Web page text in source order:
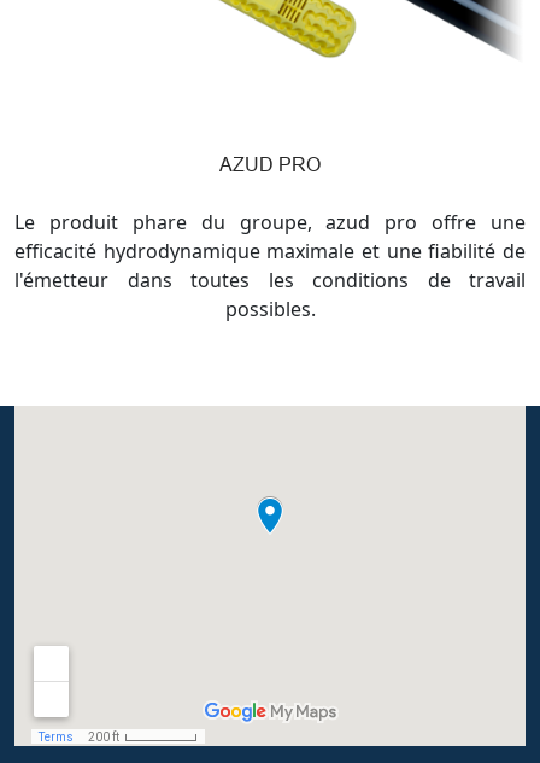
AZUD PRO
Le produit phare du groupe, azud pro offre une
efficacité hydrodynamique maximale et une fiabilité de
l'émetteur dans toutes les conditions de travail
possibles.